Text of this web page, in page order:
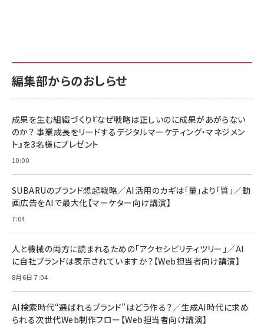
￥880
anan(アンアン)2026/06/24号 No.2500増刊
スペシャルエディション[王道エンタメの矜持／
￥1,100
anan(アンアン)2026/07/08号 No.2502[2026
￥880
ママ投資家が育休中に１億貯めた株式投資
組織の成果を最大化する ルールのデザイン
￥1,980
Amazonランキングをもっと見る
サポート正規品 メーカー保証5年 KLMEA128G
NIMASO ガラスフィルム iPhone 17 用 保護フィ
すい ガイド枠付き いPhone17 (6.3インチ) 対応
2枚セット DSP25F1698
￥1,599
￥6,980
全ワイヤレスイヤホン/アクティブノイズキャンセリ
技術基準適合】ブラック
￥5,990
ケーブル Anker絡まないケーブル 240W 結束バン
ド付き USB PD対応 シリコン素材採用 iPhone
17 / 16 / 15 / Galaxy iPad Pro MacBook
Pro/Air 各種対応 (1.8m ミッドナイトブラック)
￥1,890
サポート正規品 メーカー保証5年 KLMEA128G
Amazon eギフトカード - Amazonロゴ - クラ
￥5,000
Anker PowerLine III Flow USB-C & USB-C
Pro/Air 各種対応 (1.8m ミッドナイトブラック)
￥1,890
サッポロ 生ビール 黒ラベル 350ml 缶 24本 ビー
ル ケース買い【6/30応募〆切! 黒ラベルビヤセラー
￥4,857
編集部からのおしらせ
成果を生む組織づくり『なぜ戦略は正しいのに成果があがらない
のか？ 事業成長をリードするデジタルマーケティング・マネジメン
ト』を3名様にプレゼント
10:00
SUBARUのブランド想起戦略／AI活用のカギは「量」より「質」／動
画広告をAIで最大化【マーケター向け講演】
7:04
人と機械の両方に読まれるための「アクセシビリティツリー」／AI
に自社ブランドは表示されていますか？【Web担当者向け講演】
8月6日 7:04
AI検索時代“選ばれるブランド”はどう作る？／生成AI時代に求め
られる次世代Web制作フロー【Web担当者向け講演】